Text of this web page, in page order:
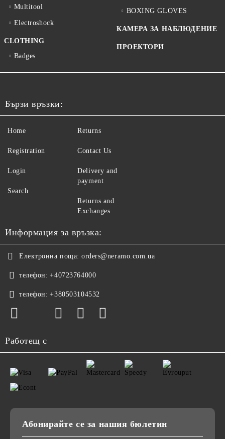
Multitool
Electroshock
CLOTHING
Badges
BOXING GLOVES
КАМЕРА ЗА НАБЛЮДЕНИЕ
ПРОЕКТОРИ
Бързи връзки:
Home
Registration
Login
Search
Returns
Contact Us
Delivery and
payment
Returns and
Exchanges
Информация за връзка:
Електронна поща: orders@neramo.com.ua
телефон: +40723764000
телефон: +380503104532
Работещ с
Абонирайте се за нашия бюлетин